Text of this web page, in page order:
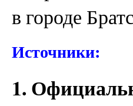
в городе
Источники:
1.